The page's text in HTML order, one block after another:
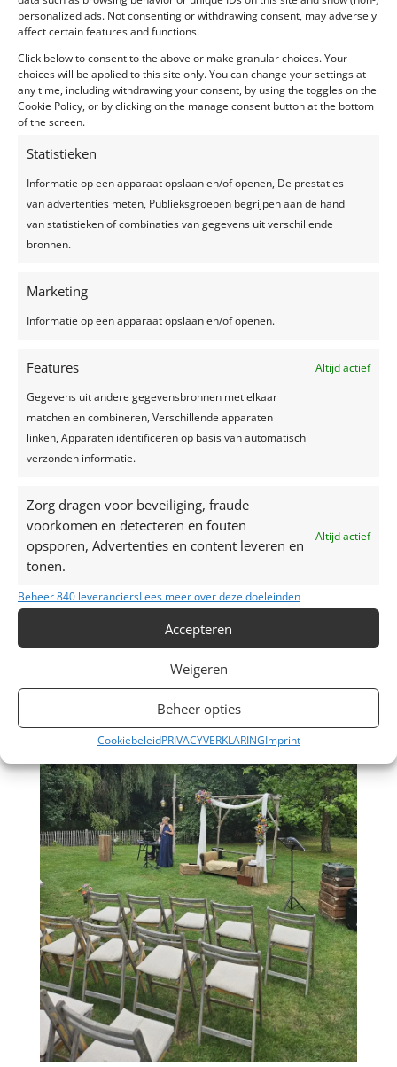
personalized ads. Not consenting or withdrawing consent, may adversely
affect certain features and functions.
Click below to consent to the above or make granular choices. Your
choices will be applied to this site only. You can change your settings at
any time, including withdrawing your consent, by using the toggles on the
Cookie Policy, or by clicking on the manage consent button at the bottom
of the screen.
Statistieken
Informatie op een apparaat opslaan en/of openen, De prestaties
van advertenties meten, Publieksgroepen begrijpen aan de hand
van statistieken of combinaties van gegevens uit verschillende
bronnen.
Marketing
Informatie op een apparaat opslaan en/of openen.
Features
Altijd actief
Gegevens uit andere gegevensbronnen met elkaar
matchen en combineren, Verschillende apparaten
linken, Apparaten identificeren op basis van automatisch
verzonden informatie.
Zorg dragen voor beveiliging, fraude
voorkomen en detecteren en fouten
opsporen, Advertenties en content leveren en
tonen.
Altijd actief
Beheer 840 leveranciersLees meer over deze doeleinden
Accepteren
Weigeren
Beheer opties
CookiebeleidPRIVACYVERKLARINGImprint